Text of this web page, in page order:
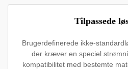
Tilpassede
Brugerdefinerede ikke-
der kræver en speciel
kompatibilitet med bestemte